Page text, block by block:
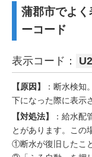
蒲郡市でよ
ーコード
表示コード：
【原因】
：断水検知
下になった際に表示
【対処法】
：給水配
とがあります。この
①断水が復旧したこ